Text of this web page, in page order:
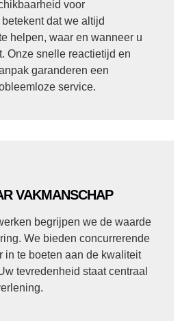
voor
dat we altijd
helpen, waar en wanneer u
Onze snelle reactietijd en
garanderen een
service.
VAKMANSCHAP
begrijpen we de waarde
We bieden concurrerende
in te boeten aan de kwaliteit
tevredenheid staat centraal